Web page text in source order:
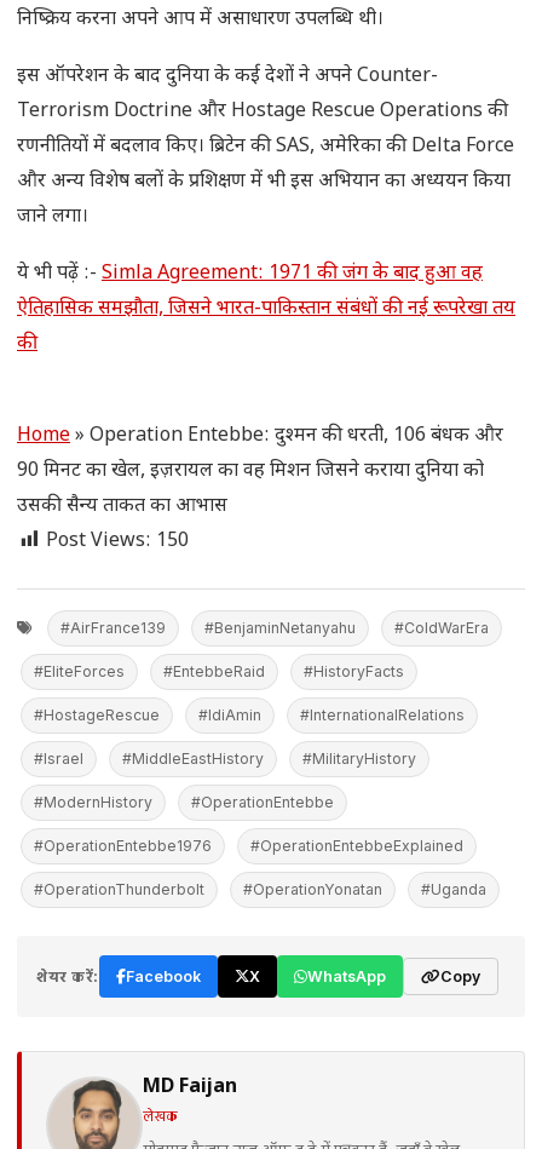
निष्क्रिय करना अपने आप में असाधारण उपलब्धि थी।
इस ऑपरेशन के बाद दुनिया के कई देशों ने अपने Counter-
Terrorism Doctrine और Hostage Rescue Operations की
रणनीतियों में बदलाव किए। ब्रिटेन की SAS, अमेरिका की Delta Force
और अन्य विशेष बलों के प्रशिक्षण में भी इस अभियान का अध्ययन किया
जाने लगा।
ये भी पढ़ें :- Simla Agreement: 1971 की जंग के बाद हुआ वह
ऐतिहासिक समझौता, जिसने भारत-पाकिस्तान संबंधों की नई रूपरेखा तय
की
Home» Operation Entebbe: दुश्मन की धरती, 106 बंधक और
90 मिनट का खेल, इज़रायल का वह मिशन जिसने कराया दुनिया को
उसकी सैन्य ताकत का आभास
Post Views: 150
#AirFrance139 #BenjaminNetanyahu #ColdWarEra
#EliteForces #EntebbeRaid #HistoryFacts
#HostageRescue #IdiAmin #InternationalRelations
#Israel #MiddleEastHistory #MilitaryHistory
#ModernHistory #OperationEntebbe
#OperationEntebbe1976 #OperationEntebbeExplained
#OperationThunderbolt #OperationYonatan #Uganda
शेयर करें: Facebook X WhatsApp Copy
MD Faijan
लेखक